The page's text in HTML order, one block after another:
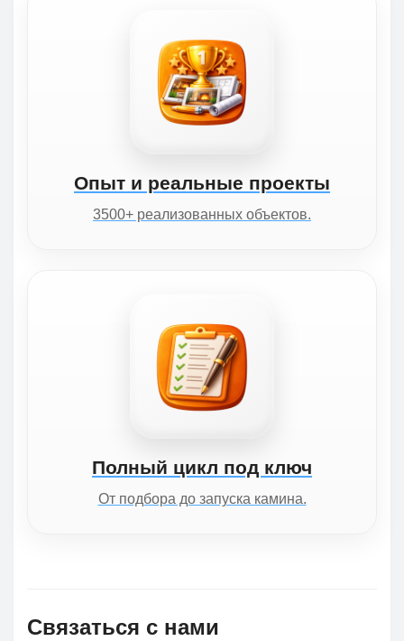
Опыт и реальные проекты
3500+ реализованных объектов.
Полный цикл под ключ
От подбора до запуска камина.
Связаться с нами